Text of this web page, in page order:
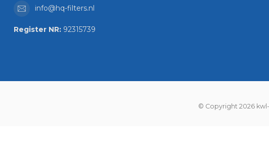
info@hq-filters.nl
Register NR: 92315739
© Copyright 2026